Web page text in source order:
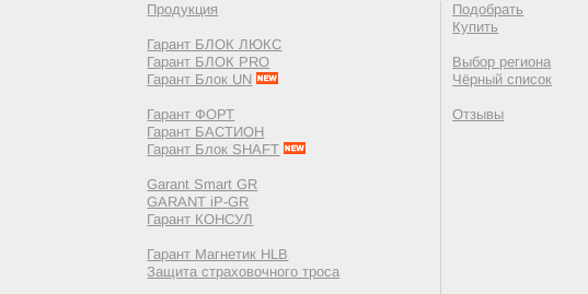
Продукция
Гарант БЛОК ЛЮКС
Гарант БЛОК PRO
Гарант Блок UN
Гарант ФОРТ
Гарант БАСТИОН
Гарант Блок SHAFT
Garant Smart GR
GARANT iP-GR
Гарант КОНСУЛ
Гарант Магнетик HLB
Защита страховочного троса
Подобрать
Купить
Выбор региона
Чёрный список
Отзывы